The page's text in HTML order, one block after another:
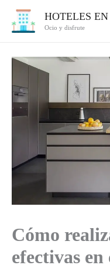
HOTELES
Ocio y disfrute
Cómo
efectivas en